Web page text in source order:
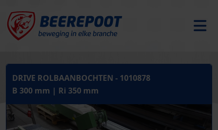
DRIVE ROLBAANBOCHTEN - 1010878
B 300 mm | Ri 350 mm